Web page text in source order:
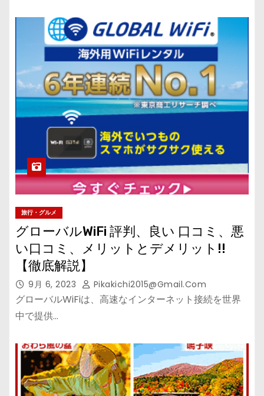
旅行・グルメ
グローバルWiFi 評判、良い 口コミ、悪
い口コミ、メリットとデメリット!!
【徹底解説】
9月 6, 2023 Pikakichi2015@gmail.com
グローバルWiFiは、高速なインターネット接続を世界
中で提供…